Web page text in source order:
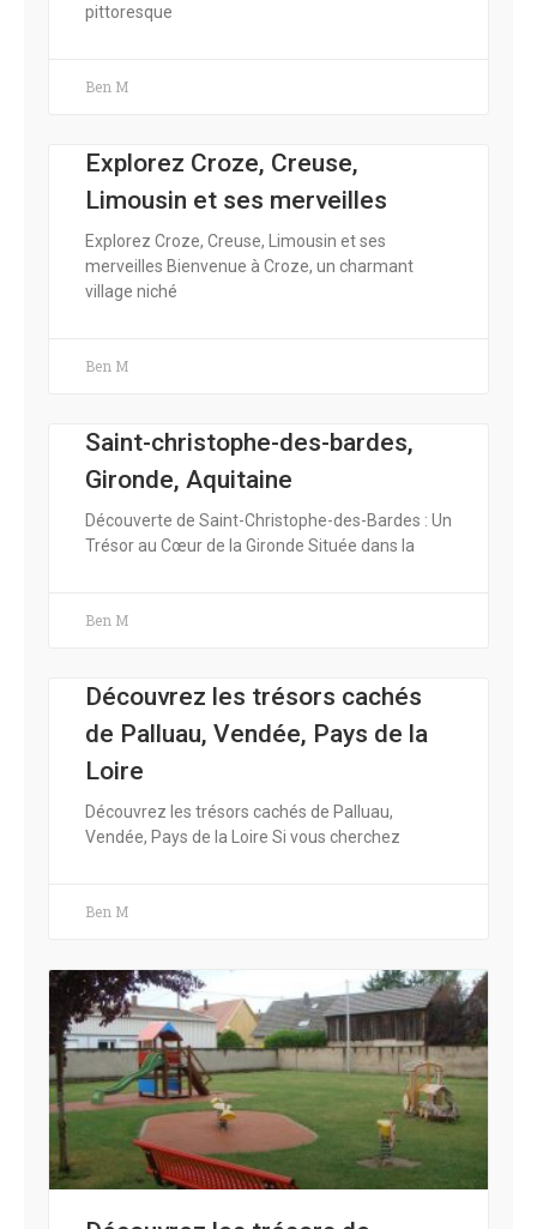
pittoresque
Ben M
Explorez Croze, Creuse,
Limousin et ses merveilles
Explorez Croze, Creuse, Limousin et ses
merveilles Bienvenue à Croze, un charmant
village niché
Ben M
Saint-christophe-des-bardes,
Gironde, Aquitaine
Découverte de Saint-Christophe-des-Bardes : Un
Trésor au Cœur de la Gironde Située dans la
Ben M
Découvrez les trésors cachés
de Palluau, Vendée, Pays de la
Loire
Découvrez les trésors cachés de Palluau,
Vendée, Pays de la Loire Si vous cherchez
Ben M